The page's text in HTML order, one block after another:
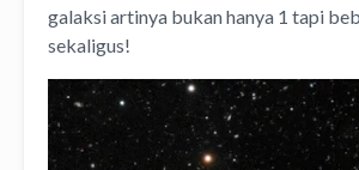
galaksi artinya bukan hanya 1 tapi
sekaligus!